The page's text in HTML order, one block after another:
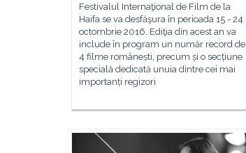
Festivalul Internaţional de Film de la
Haifa se va desfăşura în perioada 15 - 24
octombrie 2016. Ediţia din acest an va
include în program un număr record de
4 filme românești, precum și o secțiune
specială dedicată unuia dintre cei mai
importanți regizori